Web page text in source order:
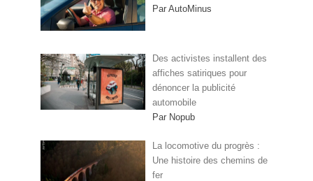
Par AutoMinus
Des activistes installent des
affiches satiriques pour
dénoncer la publicité
automobile
Par Nopub
La locomotive du progrès :
Une histoire des chemins de
fer